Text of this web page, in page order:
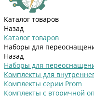
Каталог товаров
Назад
Каталог товаров
Наборы для
Назад
Наборы для
Комплекты для
Комплекты серии Prom
Комплекты с вторичной